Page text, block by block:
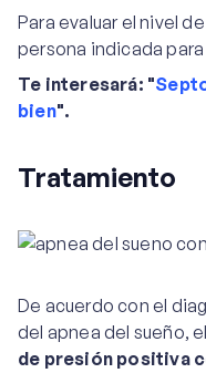
Para evaluar el nivel
persona indicada
Te interesará: "
bien".
Tratamiento
De acuerdo con el
del apnea del sueño,
de presión positiva